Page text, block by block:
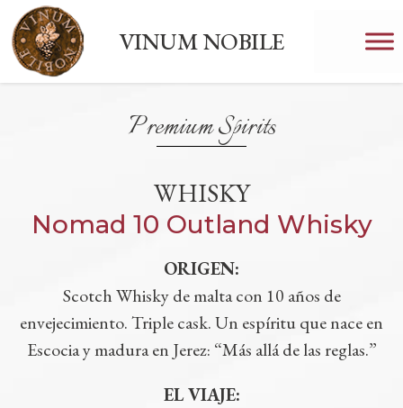
VINUM NOBILE
Premium Spirits
WHISKY
Nomad 10 Outland Whisky
ORIGEN:
Scotch Whisky de malta con 10 años de
envejecimiento. Triple cask. Un espíritu que nace en
Escocia y madura en Jerez: “Más allá de las reglas.”
EL VIAJE: